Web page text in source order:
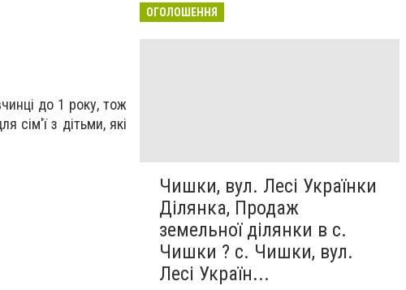
до 1 року, тож
сім'ї з дітьми, які
ОГОЛОШЕННЯ
Чишки, вул. Лесі Українки
Ділянка, Продаж
земельної ділянки в с.
Чишки ? с. Чишки, вул.
Лесі Україн...